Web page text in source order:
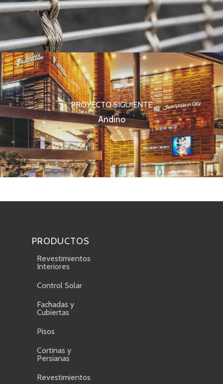
PROYECTO SIGUIENTE
Andino
PRODUCTOS
Revestimientos
Interiores
Control Solar
Fachadas y
Cubiertas
Pisos
Cortinas y
Persianas
Revestimientos